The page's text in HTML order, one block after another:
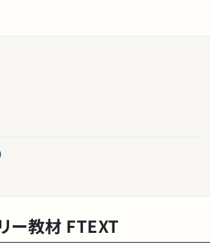
ー教材 FTEXT